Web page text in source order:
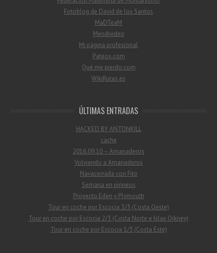
Fotoblog de David de los Santos
MaDTeaM
Mendivideo
Mi página profesional
Pateos.com
Qué me pierdo.com
WikiRutas.es
ÚLTIMAS ENTRADAS
HACKED BY ANTONKILL
cache
2016.09.10 – Amanaderos
Volviendo a Amanaderos
Navacerrada con Fito
Semana en pirineos
Proyecto Eden y Plymouth
Tour en coche por Escocia 3/3 (Costa Oeste)
Tour en coche por Escocia 2/3 (Costa Norte e Islas Orkney)
Tour en coche por Escocia 1/3 (Costa Este)